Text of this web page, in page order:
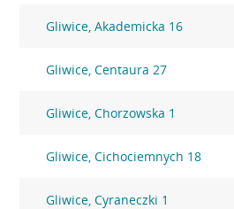
Gliwice, Akademicka 16
Gliwice, Centaura 27
Gliwice, Chorzowska 1
Gliwice, Cichociemnych 18
Gliwice, Cyraneczki 1